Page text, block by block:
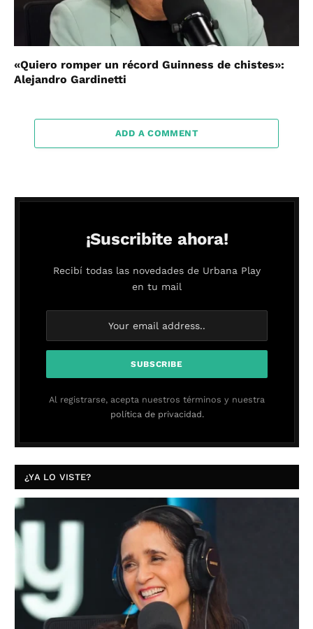
«Quiero romper un récord Guinness de chistes»:
Alejandro Gardinetti
ADD A COMMENT
¡Suscribite ahora!
Recibí todas las novedades de Urbana Play
en tu mail
Al registrarse, acepta nuestros términos y nuestra
política de privacidad.
¿YA LO VISTE?